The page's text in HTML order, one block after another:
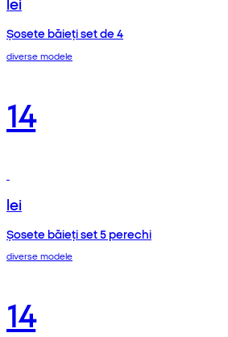
Șosete băieți set de 4
diverse modele
14
lei
Șosete băieți set 5 perechi
diverse modele
14